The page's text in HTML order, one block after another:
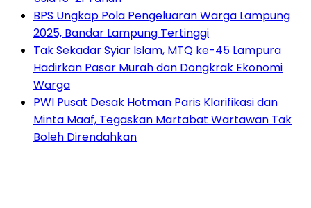
BPS Ungkap Pola Pengeluaran Warga Lampung
2025, Bandar Lampung Tertinggi
Tak Sekadar Syiar Islam, MTQ ke-45 Lampura
Hadirkan Pasar Murah dan Dongkrak Ekonomi
Warga
PWI Pusat Desak Hotman Paris Klarifikasi dan
Minta Maaf, Tegaskan Martabat Wartawan Tak
Boleh Direndahkan